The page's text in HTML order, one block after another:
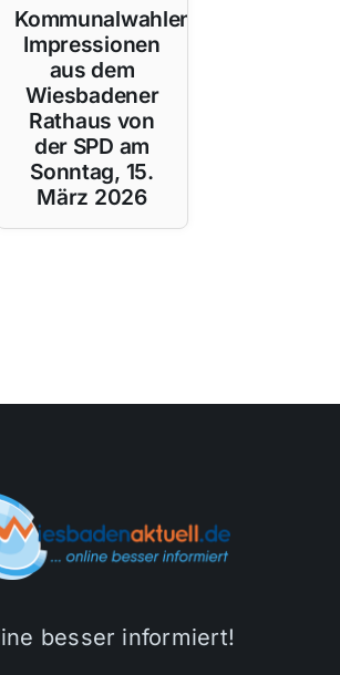
Kommunalwahlen:
Impressionen
aus dem
Wiesbadener
Rathaus von
der SPD am
Sonntag, 15.
März 2026
besser informiert!